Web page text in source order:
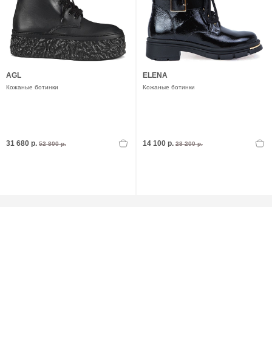
AGL
Кожаные ботинки
31 680 р. 52 800 р.
ELENA
Кожаные ботинки
14 100 р. 28 200 р.